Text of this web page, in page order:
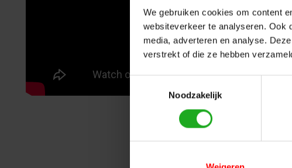
We gebruiken cookies om content
websiteverkeer te analyseren. Ook
media, adverteren en analyse.
verstrekt of die ze hebben
Noodzakelijk